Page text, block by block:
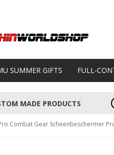
SUMMER GIFTS FULL-
MADE PRODUCTS
Combat Gear Scheenbeschermer